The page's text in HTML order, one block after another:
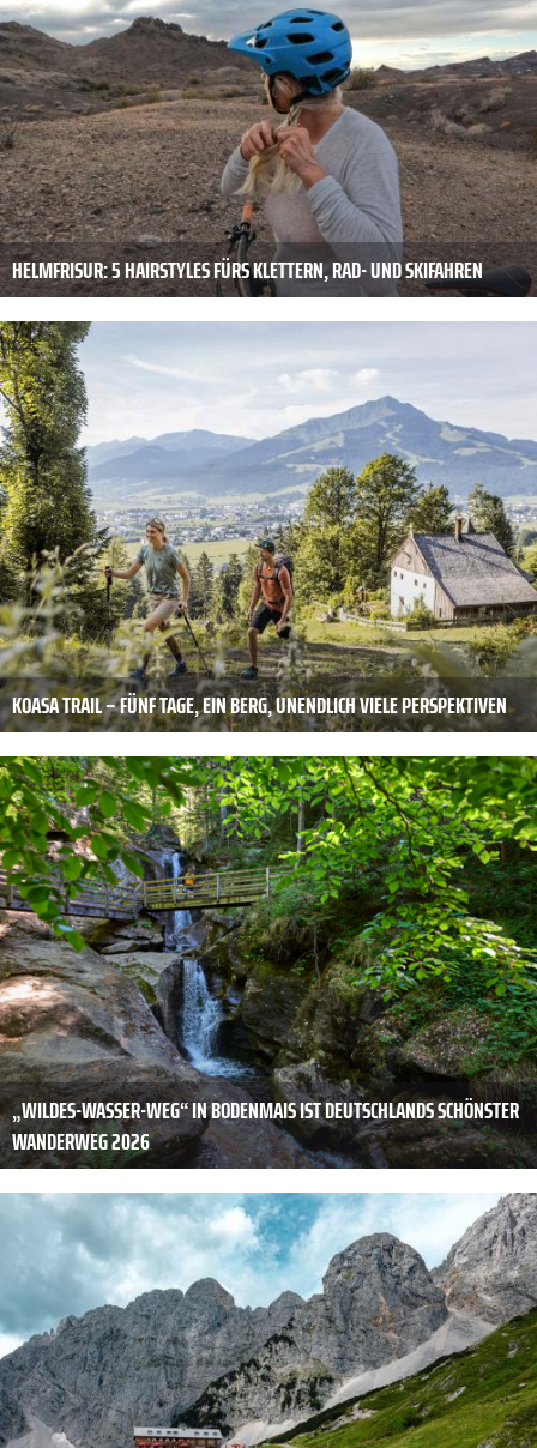
HELMFRISUR: 5 HAIRSTYLES FÜRS KLETTERN, RAD- UND SKIFAHREN
KOASA TRAIL – FÜNF TAGE, EIN BERG, UNENDLICH VIELE PERSPEKTIVEN
„WILDES-WASSER-WEG“ IN BODENMAIS IST DEUTSCHLANDS SCHÖNSTER
WANDERWEG 2026